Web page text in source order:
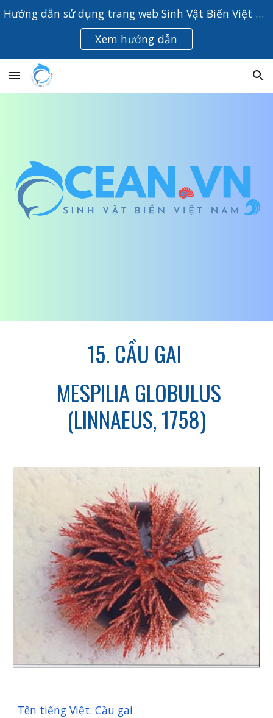
Skip to main content Skip to navigation
Hướng dẫn sử dụng trang web Sinh Vật Biển Việt Nam
Xem hướng dẫn
15. CẦU GAI
MESPILIA GLOBULUS
(LINNAEUS, 1758)
Tên tiếng Việt: Cầu gai